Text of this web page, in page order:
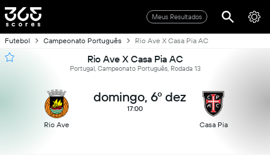
Meus Resultados
Futebol Campeonato Português Rio Ave X Casa Pia AC
Rio Ave X Casa Pia AC
Portugal, Campeonato Português, Rodada 13
Rio Ave
domingo, 6º dez
17:00
Casa Pia